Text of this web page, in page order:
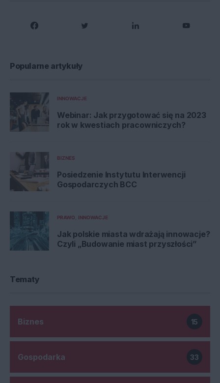
Popularne artykuły
INNOWACJE
Webinar: Jak przygotować się na 2023
rok w kwestiach pracowniczych?
BIZNES
Posiedzenie Instytutu Interwencji
Gospodarczych BCC
PRAWO INNOWACJE
Jak polskie miasta wdrażają innowacje?
Czyli „Budowanie miast przyszłości”
Tematy
Biznes 15
Gospodarka 33